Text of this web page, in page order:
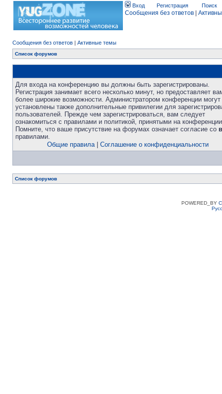
Вход Регистрация Поиск
Сообщения без ответов
Сообщения без ответов | Активные темы
Список форумов
Для входа на конференцию вы должны быть зарегистрированы.
Регистрация занимает всего несколько минут, но предоставляет
более широкие возможности. Администратором конференции
установлены также дополнительные привилегии для
пользователей. Прежде чем зарегистрироваться, вам следует
ознакомиться с правилами и политикой, принятыми на
Помните, что ваше присутствие на форумах означает согласие со
правилами.
Общие правила| Соглашение о конфиденциальности
Список форумов
POWERED_BY